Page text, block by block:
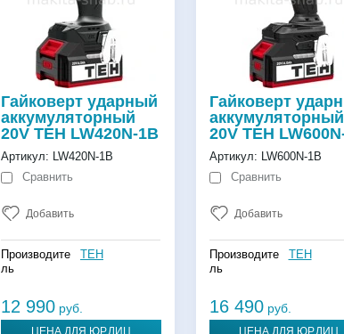
Гайковерт ударный
аккумуляторный
20V TEH LW420N-1B
Артикул: LW420N-1B
Сравнить
Добавить
Производите
ль
TEH
12 990 руб.
Гайковерт
аккумуляторный
20V TEH
Артикул: LW600N-1B
Сравнить
Добавить
Производите
ль
TEH
16 490руб.